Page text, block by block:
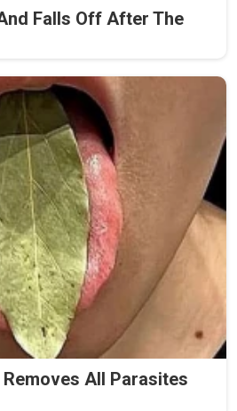
Falls Off After The
All Parasites